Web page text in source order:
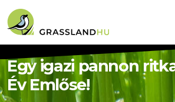
Egy igazi pannon
Év Emlőse!